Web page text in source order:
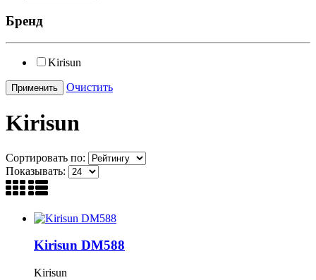
Бренд
Kirisun
Очистить
Kirisun
Сортировать по:
Показывать:
Kirisun DM588
Kirisun